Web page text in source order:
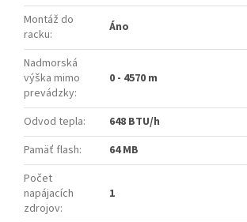
Montáž do
racku: Áno
Nadmorská
výška mimo
prevádzky:
0 - 4570 m
Odvod tepla:
648 BTU/h
Pamäť flash:
64 MB
Počet
napájacích
zdrojov:
1